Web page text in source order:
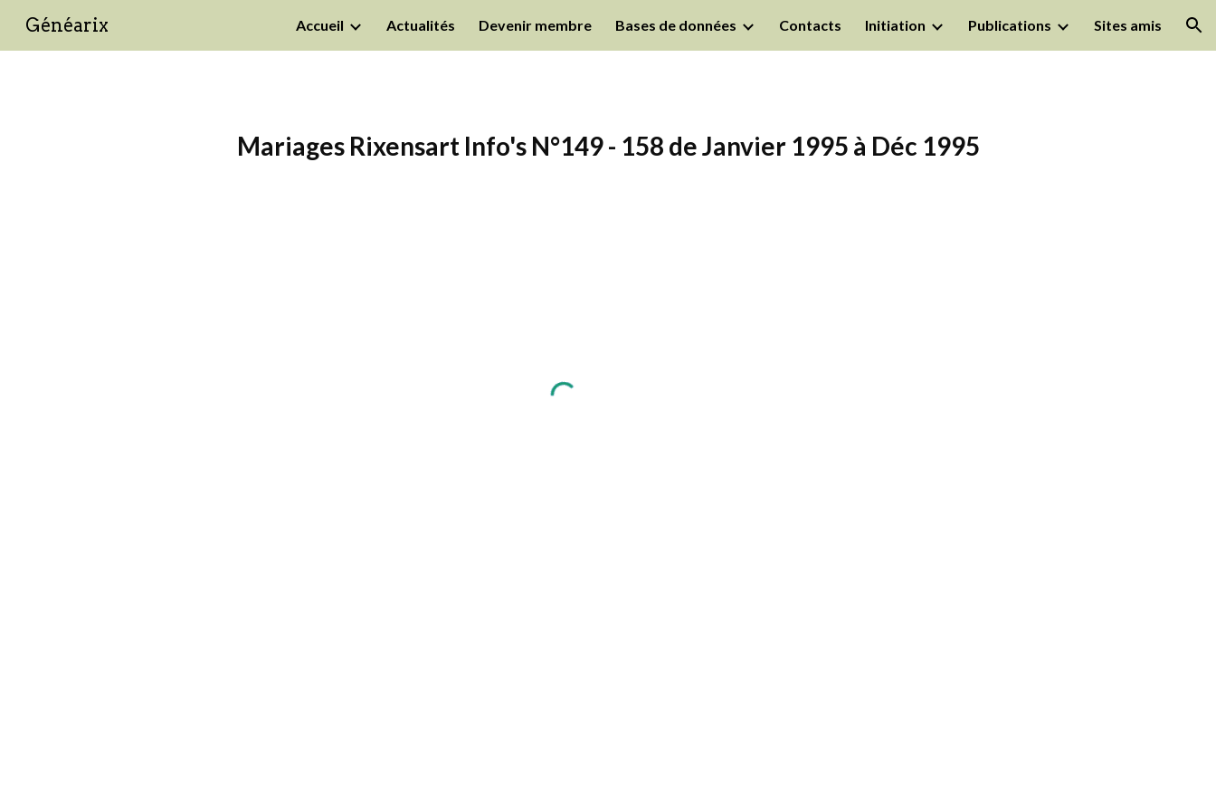
Skip to main content Skip to navigation
Généarix Accueil Actualités Devenir membre Bases de données Contacts Initiation Publications Sites amis
Mariages Rixensart Info's N°149 - 158 de Janvier 1995 à Déc 1995